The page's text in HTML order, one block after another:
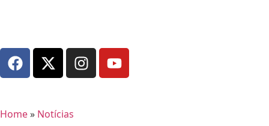
Home» Notícias